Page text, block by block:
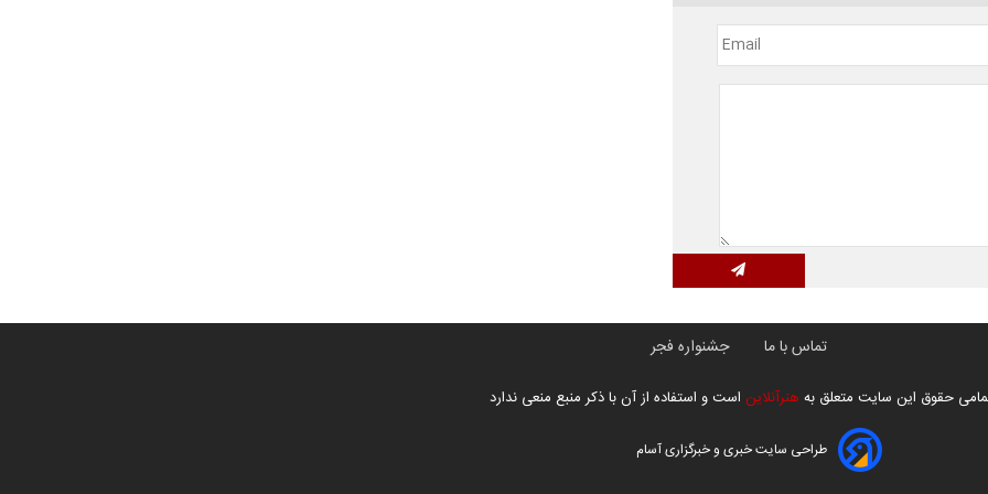
تماس با ما جشنواره فجر
حقوق این سایت متعلق به هنرآنلاین است و استفاده از آن با ذکر منبع منعی ندارد
طراحی سایت خبری و خبرگزاری آسام